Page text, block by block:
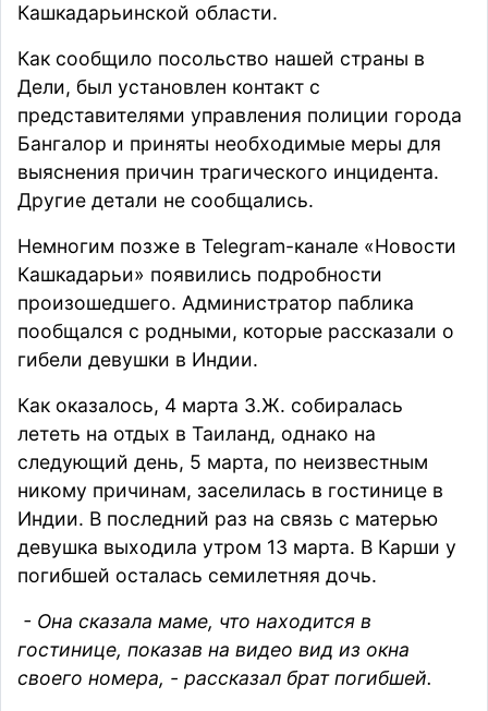
Кашкадарьинской области.
Как сообщило посольство нашей страны в
Дели, был установлен контакт с
представителями управления полиции города
Бангалор и приняты необходимые меры для
выяснения причин трагического инцидента.
Другие детали не сообщались.
Немногим позже в Telegram-канале «Новости
Кашкадарьи» появились подробности
произошедшего. Администратор паблика
пообщался с родными, которые рассказали о
гибели девушки в Индии.
Как оказалось, 4 марта З.Ж. собиралась
лететь на отдых в Таиланд, однако на
следующий день, 5 марта, по неизвестным
никому причинам, заселилась в гостинице в
Индии. В последний раз на связь с матерью
девушка выходила утром 13 марта. В Карши у
погибшей осталась семилетняя дочь.
- Она сказала маме, что находится в
гостинице, показав на видео вид из окна
своего номера, - рассказал брат погибшей.